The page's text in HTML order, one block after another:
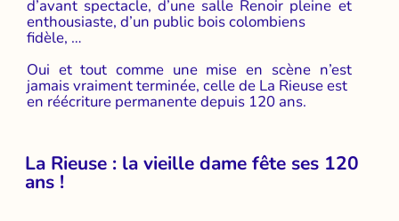
d’avant spectacle, d’une salle Renoir pleine et
enthousiaste, d’un public bois colombiens
fidèle, …
Oui et tout comme une mise en scène n’est
jamais vraiment terminée, celle de La Rieuse est
en réécriture permanente depuis 120 ans.
La Rieuse : la vieille dame fête ses 120
ans !